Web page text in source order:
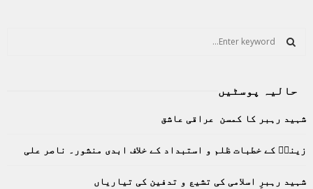
f
r
E
A
R
C
حالیہ پوسٹیں
شہید رہبر کا کمسن عراقی عاشق
زینبؑ کے خطبات ظلم و استبداد کے خلاف ابدی منشور۔ ناصر علی
شہید رہبرِ اسلامی کی تشیع و تدفین کی تیاریاں